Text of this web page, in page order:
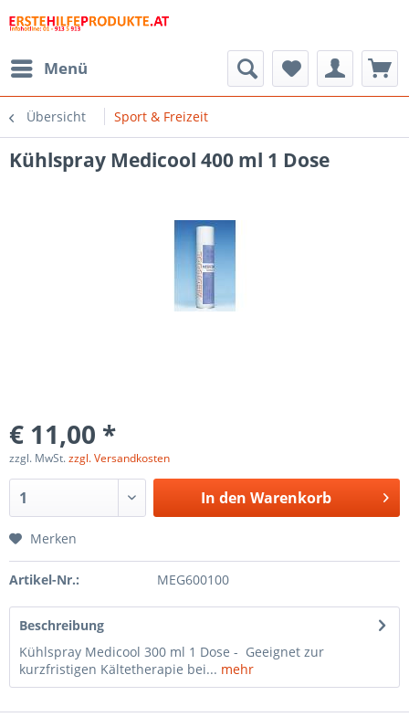
Menü
Übersicht Sport & Freizeit
Kühlspray Medicool 400 ml 1 Dose
€ 11,00 *
zzgl. MwSt.zzgl. Versandkosten
In den Warenkorb
Merken
Artikel-Nr.: MEG600100
Beschreibung
Kühlspray Medicool 300 ml 1 Dose - Geeignet zur
kurzfristigen Kältetherapie bei... mehr